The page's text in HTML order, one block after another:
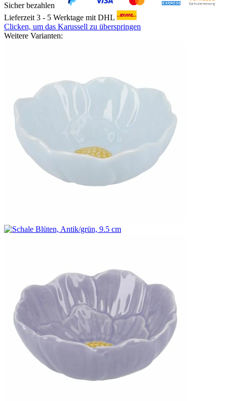
Sicher bezahlen
Lieferzeit 3 - 5 Werktage mit DHL
Clicken, um das Karussell zu überspringen
Weitere Varianten: